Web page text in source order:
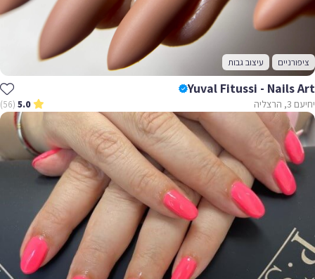
ציפורניים עיצוב גבות
Yuval Fitussi - Nails Art
יחיעם 3, הרצליה 5.0
(56)